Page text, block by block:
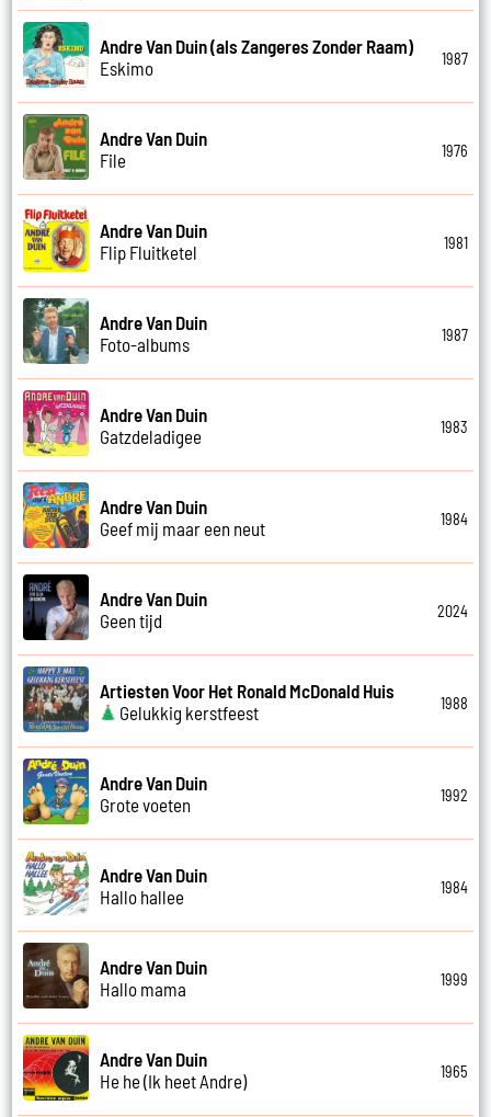
Andre Van Duin (als Zangeres Zonder Raam)
Eskimo
1987
Andre Van Duin
File
1976
Andre Van Duin
Flip Fluitketel
1981
Andre Van Duin
Foto-albums
1987
Andre Van Duin
Gatzdeladigee
1983
Andre Van Duin
Geef mij maar een neut
1984
Andre Van Duin
Geen tijd
2024
Artiesten Voor Het Ronald McDonald Huis
Gelukkig kerstfeest
1988
Andre Van Duin
Grote voeten
1992
Andre Van Duin
Hallo hallee
1984
Andre Van Duin
Hallo mama
1999
Andre Van Duin
He he (Ik heet Andre)
1965